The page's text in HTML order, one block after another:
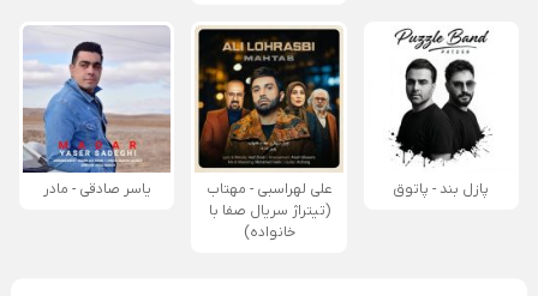
پازل بند - پاتوق
علی لهراسبی - مهتاب
(تیتراژ سریال صفا با
خانواده)
یاسر صادقی - مادر